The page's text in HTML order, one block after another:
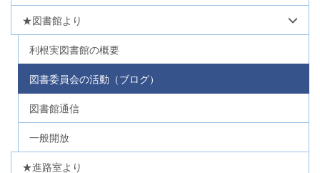
★図書館より
利根実図書館の概要
図書委員会の活動（ブログ）
図書館通信
一般開放
★進路室より